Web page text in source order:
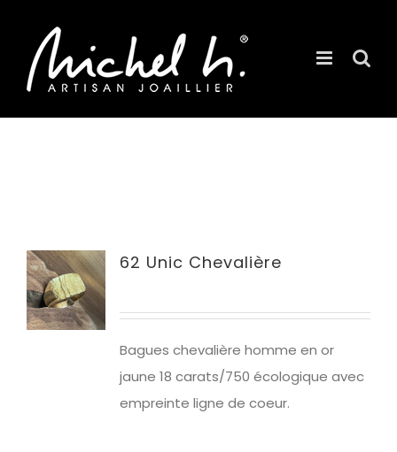
contenu
SELECT
OPTIONS
62 Unic Chevalière
Bagues chevalière homme en or
jaune 18 carats/750 écologique avec
empreinte ligne de coeur.